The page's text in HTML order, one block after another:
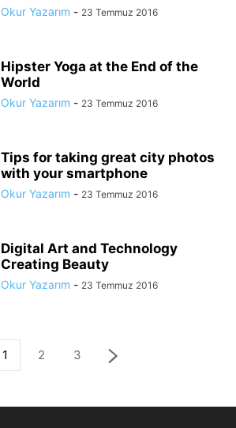
Okur Yazarım - 23 Temmuz 2016
Hipster Yoga at the End of the
World
Okur Yazarım - 23 Temmuz 2016
Tips for taking great city photos
with your smartphone
Okur Yazarım - 23 Temmuz 2016
Digital Art and Technology
Creating Beauty
Okur Yazarım - 23 Temmuz 2016
1 2 3